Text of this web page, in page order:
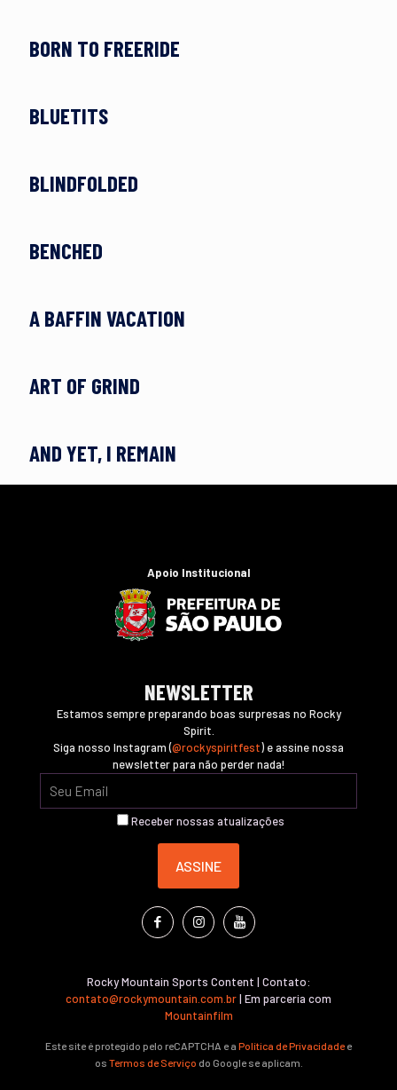
BORN TO FREERIDE
BLUETITS
BLINDFOLDED
BENCHED
A BAFFIN VACATION
ART OF GRIND
AND YET, I REMAIN
Apoio Institucional
NEWSLETTER
Estamos sempre preparando boas surpresas no Rocky
Spirit.
Siga nosso Instagram (@rockyspiritfest) e assine nossa
newsletter para não perder nada!
Receber nossas atualizações
Rocky Mountain Sports Content | Contato:
contato@rockymountain.com.br| Em parceria com
Mountainfilm
Este site é protegido pelo reCAPTCHA e a Política de Privacidadee
os Termos de Serviço do Google se aplicam.